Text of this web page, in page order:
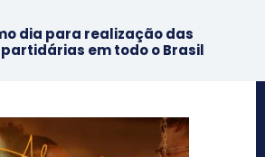
dia para realização das
em todo o Brasil